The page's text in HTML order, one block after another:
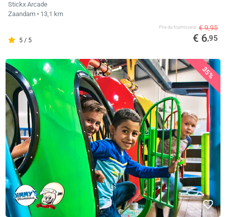
Stickx Arcade
Zaandam • 13,1 km
5 / 5
Prix ​​du fournisseur € 9,95
€ 6,95
35%